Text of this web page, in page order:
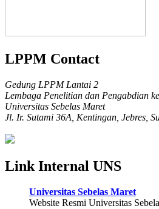
LPPM Contact
Gedung LPPM Lantai 2
Lembaga Penelitian dan Pengabdian
Universitas Sebelas Maret
Jl. Ir. Sutami 36A, Kentingan, Jebres,
Link Internal UNS
Universitas Sebelas Maret
Website Resmi Universitas